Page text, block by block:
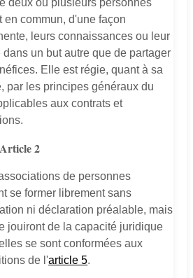
deux ou plusieurs personnes
en commun, d'une façon
leurs connaissances ou leur
dans un but autre que de partager
Elle est régie, quant à sa
par les principes généraux du
aux contrats et
Article 2
de personnes
se former librement sans
ni déclaration préalable, mais
jouiront de la capacité juridique
se sont conformées aux
de l'article 5.